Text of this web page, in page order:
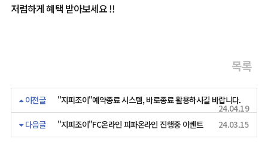
저렴하게 혜택 받아보세요 !!
목록
이전글 "지피조이"예약종료 시스템, 바로종료 활용하시길 바랍니다.
24.04.19
다음글
"지피조이"FC온라인 피파온라인 진행중 이벤트 24.03.15